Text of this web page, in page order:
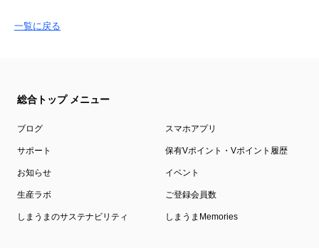
一覧に戻る
総合トップ メニュー
ブログ スマホアプリ
サポート 保有Vポイント・Vポイント履歴
お知らせ イベント
生産ラボ ご登録会員数
しまうまのサステナビリティ しまうまMemories